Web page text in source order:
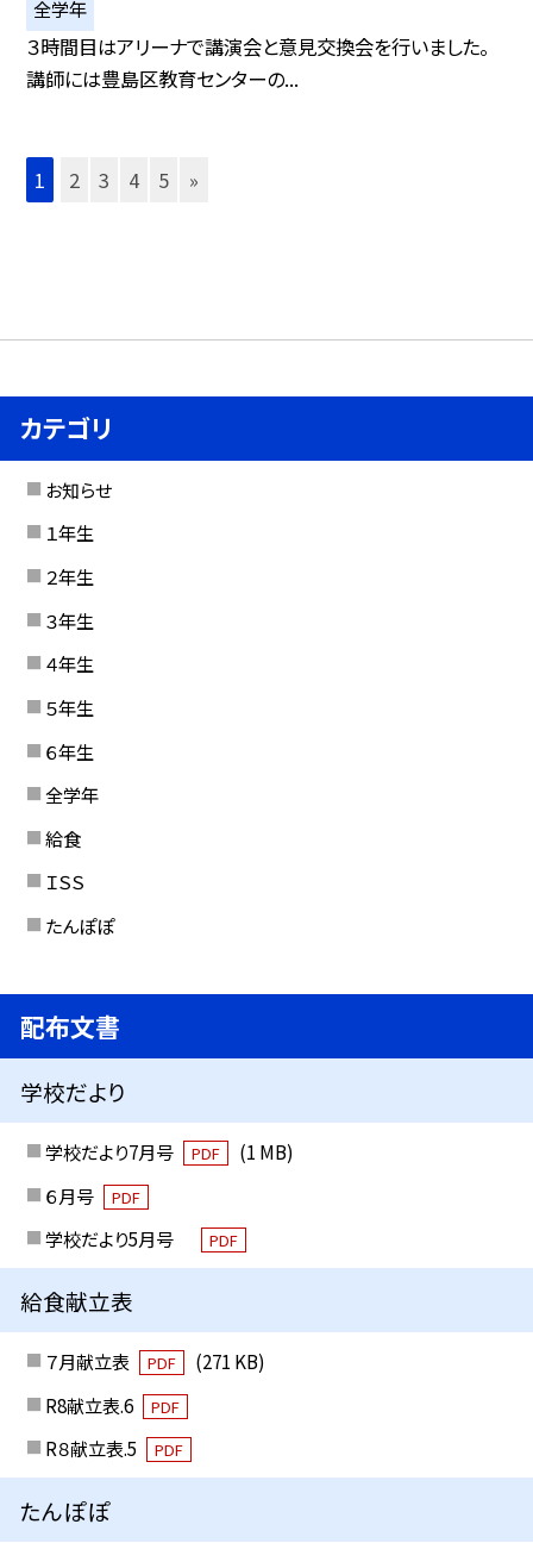
全学年
３時間目はアリーナで講演会と意見交換会を行いました。
講師には豊島区教育センターの...
1 2 3 4 5 »
カテゴリ
お知らせ
１年生
２年生
３年生
４年生
５年生
６年生
全学年
給食
ＩＳＳ
たんぽぽ
配布文書
学校だより
学校だより7月号 PDF
(1 MB)
６月号
PDF
学校だより5月号 PDF
給食献立表
７月献立表 PDF
(271 KB)
R8献立表.6
PDF
R８献立表.5 PDF
たんぽぽ